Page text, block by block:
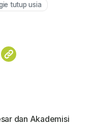
tutup usia
dan Akademisi